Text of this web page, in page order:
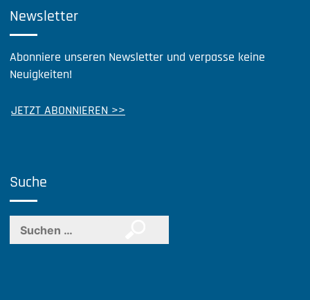
Newsletter
Abonniere unseren Newsletter und verpasse keine
Neuigkeiten!
JETZT ABONNIEREN >>
Suche
Suchen
nach: